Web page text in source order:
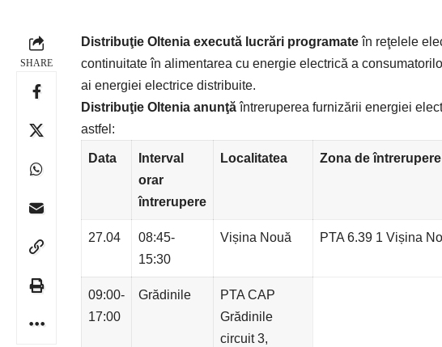
SHARE
Distribuţie Oltenia execută lucrări programateîn reţelele
continuitate în alimentarea cu energie electrică a
ai energiei electrice distribuite.
Distribuţie Oltenia anunţăîntreruperea furnizării energiei
astfel:
Data
Interval
orar
întrerupere
Localitatea Zona de întrerupere
27.04
08:45-
15:30
Vișina Nouă PTA 6.39 1 Vișina
09:00-
17:00
Grădinile
PTA CAP
Grădinile
circuit 3,